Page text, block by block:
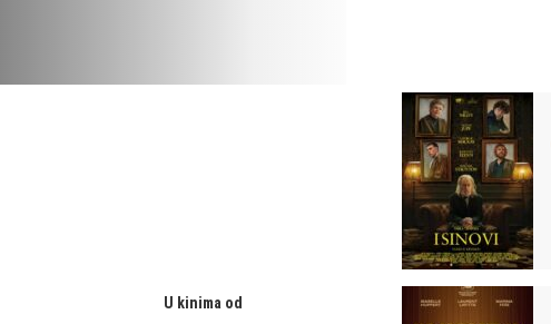
U kinima od